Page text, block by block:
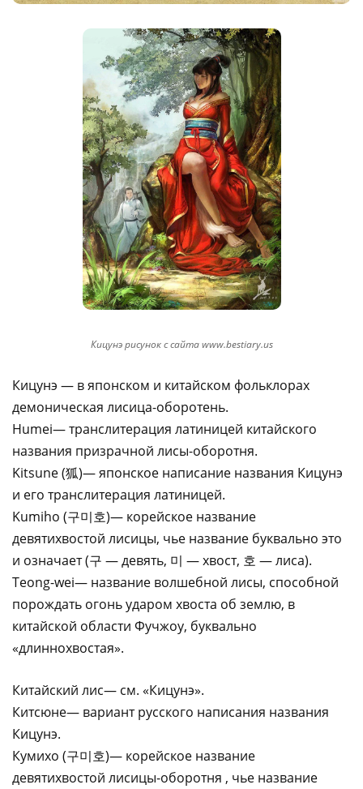
Кицунэ рисунок с сайта www.bestiary.us
Кицунэ — в японском и китайском фольклорах
демоническая лисица-оборотень.
Humei— транслитерация латиницей китайского
названия призрачной лисы-оборотня.
Kitsune (狐)— японское написание названия Кицунэ
и его транслитерация латиницей.
Kumiho (구미호)— корейское название
девятихвостой лисицы, чье название буквально это
и означает (구 — девять, 미 — хвост, 호 — лиса).
Teong-wei— название волшебной лисы, способной
порождать огонь ударом хвоста об землю, в
китайской области Фучжоу, буквально
«длиннохвостая».
Китайский лис— см. «Кицунэ».
Китсюне— вариант русского написания названия
Кицунэ.
Кумихо (구미호)— корейское название
девятихвостой лисицы-оборотня , чье название